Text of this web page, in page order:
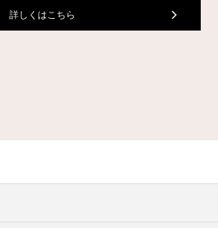
詳しくはこちら